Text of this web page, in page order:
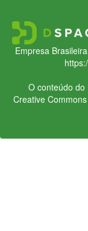
Empresa
O conteúdo do
Creative Commons